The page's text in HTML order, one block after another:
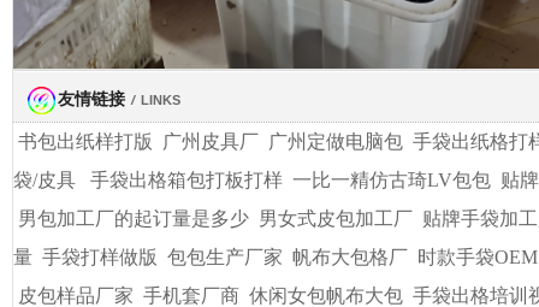
友情链接 / LINKS
书包出纸样打版 广州皮具厂 广州定做电脑包 手袋出纸格打
袋/皮具
手袋出格箱包打板打样 一比一精仿古琦LV包包 贴
男包加工厂的起订量是多少 男女式皮包加工厂 贴牌手袋加
量 手袋打样做版 包包生产厂家 帆布大包格厂 时款手袋OEM
皮包样品厂家 手机套厂商 休闲女包帆布大包 手袋出格培训